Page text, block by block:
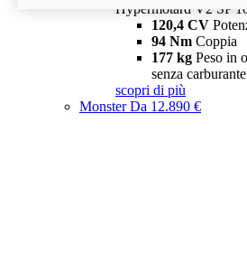
Hypermotard V2 SP
120,4 CV
94 Nm Coppia
177 kg Peso in
senza carburante
scopri di più
MonsterDa 12.890 €